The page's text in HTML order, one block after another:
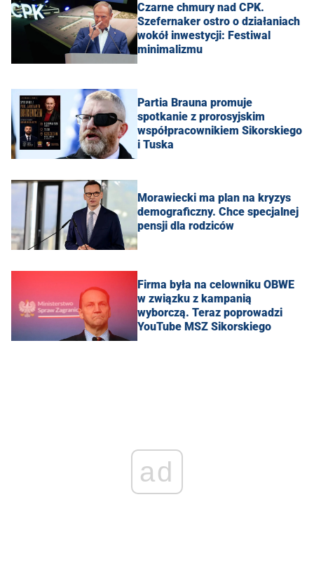
Czarne chmury nad CPK.
Szefernaker ostro o działaniach
wokół inwestycji: Festiwal
minimalizmu
Partia Brauna promuje
spotkanie z prorosyjskim
współpracownikiem Sikorskiego
i Tuska
Morawiecki ma plan na kryzys
demograficzny. Chce specjalnej
pensji dla rodziców
Firma była na celowniku OBWE
w związku z kampanią
wyborczą. Teraz poprowadzi
YouTube MSZ Sikorskiego
ad